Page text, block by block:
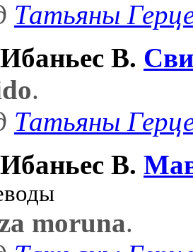
Татьяны
В.
.
Татьяны
В.
moruna.